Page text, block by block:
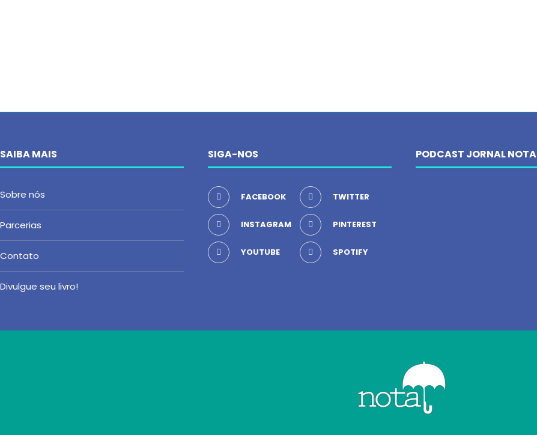
SAIBA MAIS
Sobre nós
Parcerias
Contato
Divulgue seu livro!
SIGA-NOS
FACEBOOK TWITTER
INSTAGRAM PINTEREST
YOUTUBE SPOTIFY
PODCAST JORNAL NOTA